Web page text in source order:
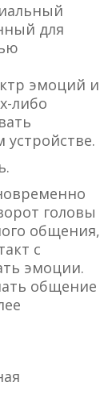
для
эмоций и
либо
головы
общения,
с
эмоции.
общение